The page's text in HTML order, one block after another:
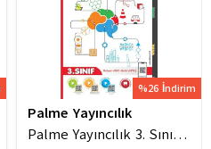
%26 İndirim
Palme Yayıncılık
Palme Yayıncılık 3. Sınıf